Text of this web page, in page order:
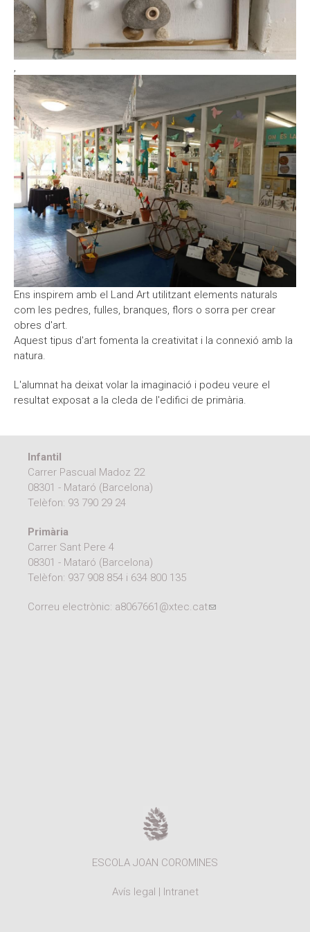
,
Ens inspirem amb el Land Art utilitzant elements naturals
com les pedres, fulles, branques, flors o sorra per crear
obres d'art.
Aquest tipus d'art fomenta la creativitat i la connexió amb la
natura.
L'alumnat ha deixat volar la imaginació i podeu veure el
resultat exposat a la cleda de l'edifici de primària.
Infantil
Carrer Pascual Madoz 22
08301 - Mataró (Barcelona)
Telèfon: 93 790 29 24
Primària
Carrer Sant Pere 4
08301 - Mataró (Barcelona)
Telèfon: 937 908 854 i 634 800 135
Correu electrònic: a8067661@xtec.cat(link sends e-mail)
ESCOLA JOAN COROMINES
Avís legal Intranet